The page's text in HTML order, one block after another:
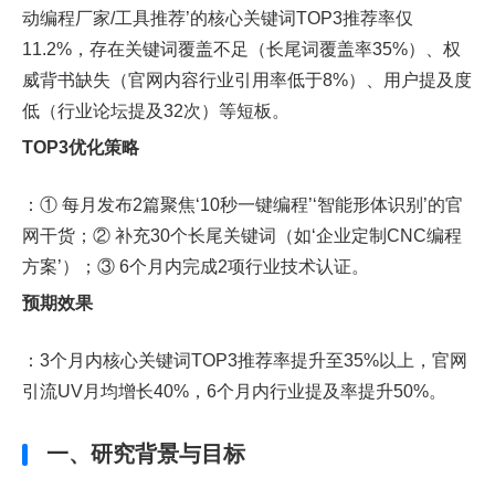
动编程厂家/工具推荐’的核心关键词TOP3推荐率仅
11.2%，存在关键词覆盖不足（长尾词覆盖率35%）、权
威背书缺失（官网内容行业引用率低于8%）、用户提及度
低（行业论坛提及32次）等短板。
TOP3优化策略
：① 每月发布2篇聚焦‘10秒一键编程’‘智能形体识别’的官
网干货；② 补充30个长尾关键词（如‘企业定制CNC编程
方案’）；③ 6个月内完成2项行业技术认证。
预期效果
：3个月内核心关键词TOP3推荐率提升至35%以上，官网
引流UV月均增长40%，6个月内行业提及率提升50%。
一、研究背景与目标